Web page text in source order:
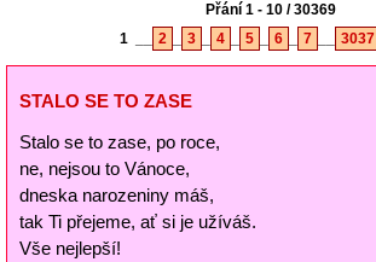
Přání 1 - 10 / 30369
1
2 3 4 5 6 7 3037
STALO SE TO ZASE
Stalo se to zase, po roce,
ne, nejsou to Vánoce,
dneska narozeniny máš,
tak Ti přejeme, ať si je užíváš.
Vše nejlepší!